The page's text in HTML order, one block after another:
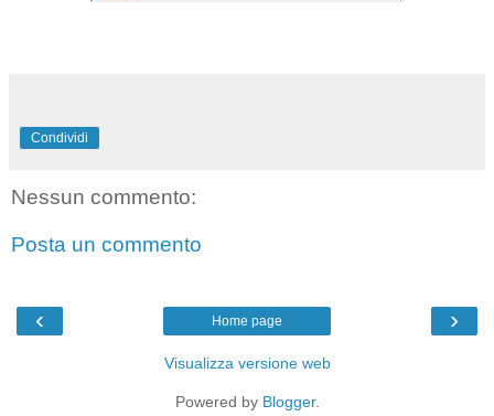
Condividi
Nessun commento:
Posta un commento
‹ ›
Home page
Visualizza versione web
Powered by Blogger.